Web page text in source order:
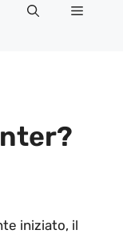
Menu
iniziato, il